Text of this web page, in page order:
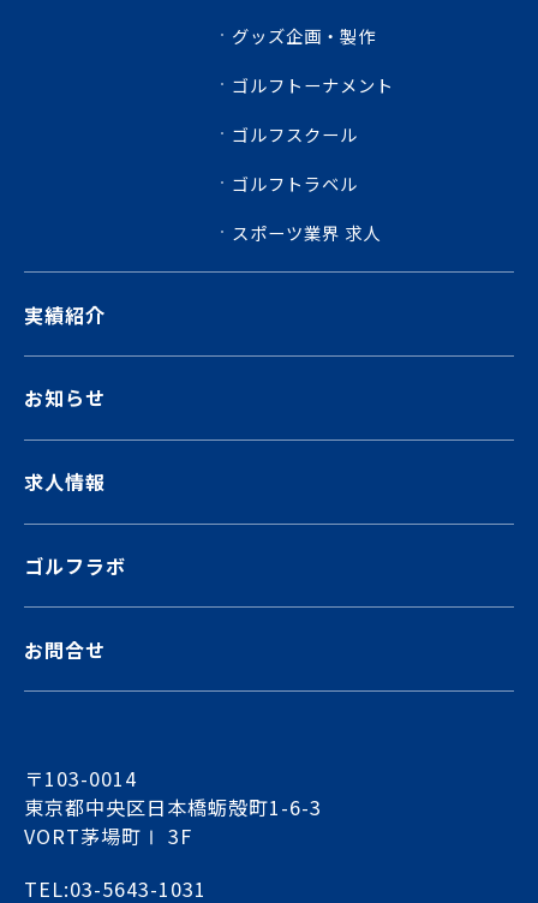
グッズ企画・製作
ゴルフトーナメント
ゴルフスクール
ゴルフトラベル
スポーツ業界 求人
実績紹介
お知らせ
求人情報
ゴルフラボ
お問合せ
〒103-0014
東京都中央区日本橋蛎殻町1-6-3
VORT茅場町Ⅰ 3F
TEL:03-5643-1031